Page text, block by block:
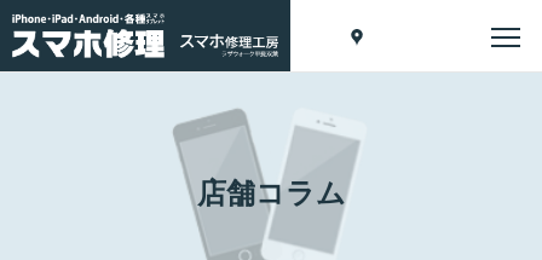
店舗コラム